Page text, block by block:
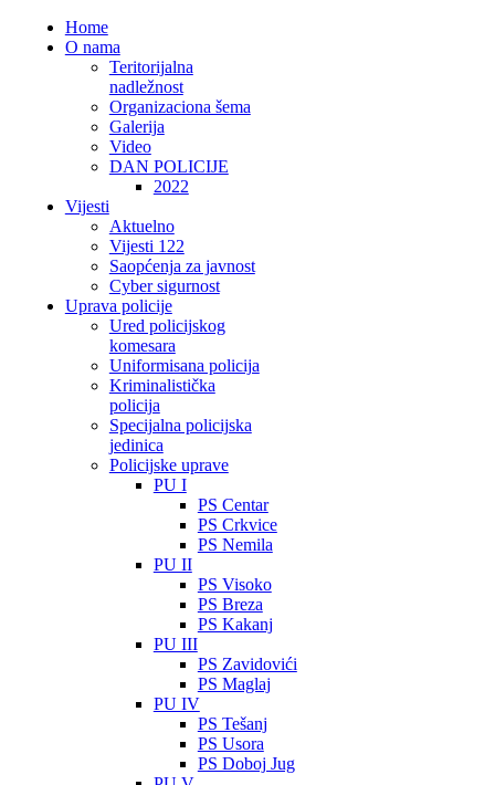
Home
O nama
Teritorijalna
nadležnost
Organizaciona šema
Galerija
Video
DAN POLICIJE
2022
Vijesti
Aktuelno
Vijesti 122
Saopćenja za javnost
Cyber sigurnost
Uprava policije
Ured policijskog
komesara
Uniformisana policija
Kriminalistička
policija
Specijalna policijska
jedinica
Policijske uprave
PU I
PS Centar
PS Crkvice
PS Nemila
PU II
PS Visoko
PS Breza
PS Kakanj
PU III
PS Zavidovići
PS Maglaj
PU IV
PS Tešanj
PS Usora
PS Doboj Jug